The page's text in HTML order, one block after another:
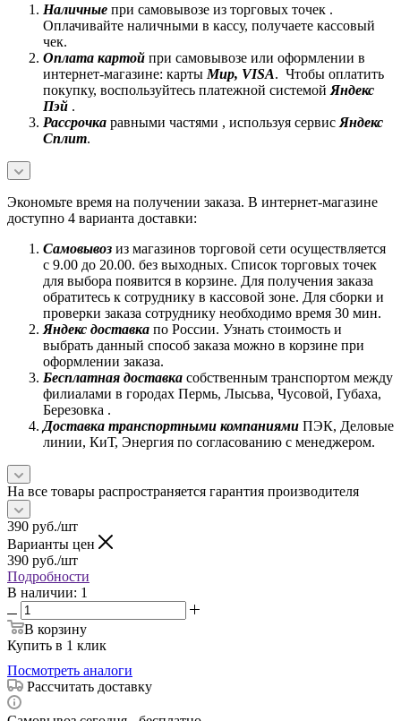
Наличные при самовывозе из торговых точек .
Оплачивайте наличными в кассу, получаете кассовый
чек.
Оплата картой при самовывозе или оформлении в
интернет-магазине: карты Mир, VISA. Чтобы оплатить
покупку, воспользуйтесь платежной системой Яндекс
Пэй .
Рассрочка равными частями , используя сервис Яндекс
Сплит.
Экономьте время на получении заказа. В интернет-магазине
доступно 4 варианта доставки:
Самовывоз из магазинов торговой сети осуществляется
с 9.00 до 20.00. без выходных. Список торговых точек
для выбора появится в корзине. Для получения заказа
обратитесь к сотруднику в кассовой зоне. Для сборки и
проверки заказа сотруднику необходимо время 30 мин.
Яндекс доставка по России. Узнать стоимость и
выбрать данный способ заказа можно в корзине при
оформлении заказа.
Бесплатная доставка собственным транспортом между
филиалами в городах Пермь, Лысьва, Чусовой, Губаха,
Березовка .
Доставка транспортными компаниями ПЭК, Деловые
линии, КиТ, Энергия по согласованию с менеджером.
На все товары распространяется гарантия производителя
390 руб./шт
Варианты цен
390 руб./шт
Подробности
В наличии: 1
В корзину
Купить в 1 клик
Посмотреть аналоги
Рассчитать доставку